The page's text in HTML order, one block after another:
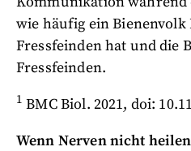
wie häufig ein Bienenvolk
Fressfeinden hat und die
Fressfeinden.
1BMC Biol. 2021, doi:
Wenn Nerven nicht